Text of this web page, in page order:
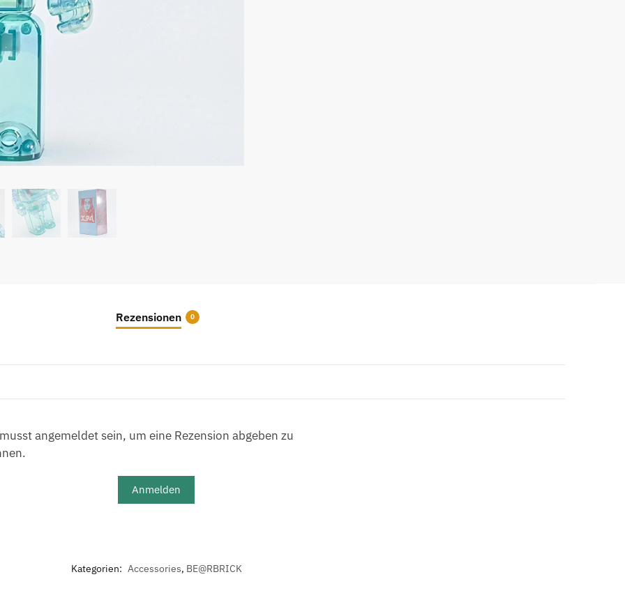
Rezensionen 0
angemeldet sein, um eine Rezension abgeben zu
Anmelden
Kategorien: Accessories, BE@RBRICK